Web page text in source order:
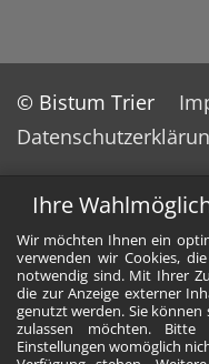
Ihre
Wir möchten Ihnen ein
verwenden wir Cookies,
notwendig sind. Mit Ihrer
die zur Anzeige externer
genutzt werden. Sie können
zulassen möchten.
Einstellungen womöglich
© Bistum Trier